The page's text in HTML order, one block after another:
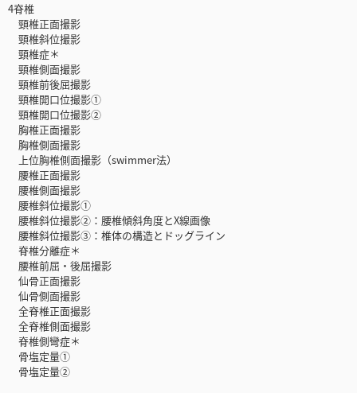
4脊椎
頸椎正面撮影
頸椎斜位撮影
頸椎症＊
頸椎側面撮影
頸椎前後屈撮影
頸椎開口位撮影①
頸椎開口位撮影②
胸椎正面撮影
胸椎側面撮影
上位胸椎側面撮影（swimmer法）
腰椎正面撮影
腰椎側面撮影
腰椎斜位撮影①
腰椎斜位撮影②：腰椎傾斜角度とX線画像
腰椎斜位撮影③：椎体の構造とドッグライン
脊椎分離症＊
腰椎前屈・後屈撮影
仙骨正面撮影
仙骨側面撮影
全脊椎正面撮影
全脊椎側面撮影
脊椎側彎症＊
骨塩定量①
骨塩定量②